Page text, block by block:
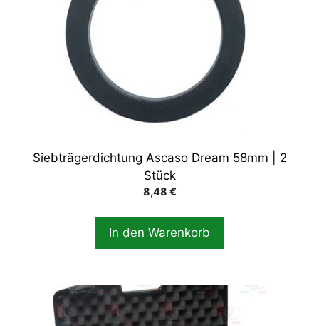
Siebträgerdichtung Ascaso Dream 58mm | 2
Stück
8,48 €
In den Warenkorb